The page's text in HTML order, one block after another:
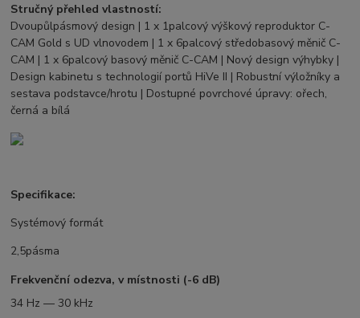
Stručný přehled vlastností:
Dvoupůlpásmový design | 1 x 1palcový výškový reproduktor C-
CAM Gold s UD vlnovodem | 1 x 6palcový středobasový měnič C-
CAM | 1 x 6palcový basový měnič C-CAM | Nový design výhybky |
Design kabinetu s technologií portů HiVe II | Robustní výložníky a
sestava podstavce/hrotu | Dostupné povrchové úpravy: ořech,
černá a bílá
Specifikace:
Systémový formát
2,5pásma
Frekvenční odezva, v místnosti (-6 dB)
34 Hz — 30 kHz